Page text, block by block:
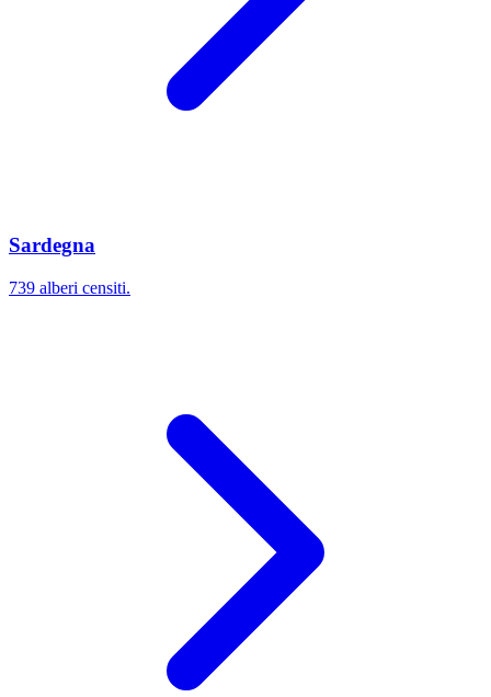
Sardegna
739 alberi censiti.